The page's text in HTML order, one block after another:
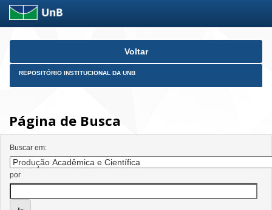
Skip
Voltar
REPOSITÓRIO INSTITUCIONAL DA UNB
Página de Busca
Buscar em:
por